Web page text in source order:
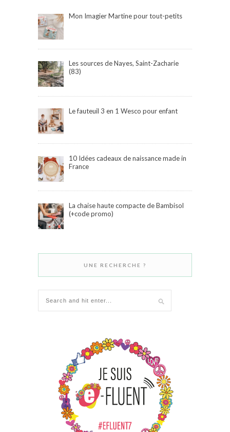
Mon Imagier Martine pour tout-petits
Les sources de Nayes, Saint-Zacharie
(83)
Le fauteuil 3 en 1 Wesco pour enfant
10 Idées cadeaux de naissance made in
France
La chaise haute compacte de Bambisol
(+code promo)
UNE RECHERCHE ?